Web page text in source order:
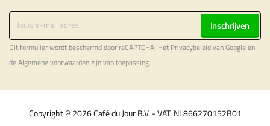
Inschrijven
Dit formulier wordt beschermd door reCAPTCHA. Het Privacybeleidvan Google en
deAlgemene voorwaardenzijn van toepassing.
Copyright © 2026 Café du Jour B.V. - VAT: NL866270152B01